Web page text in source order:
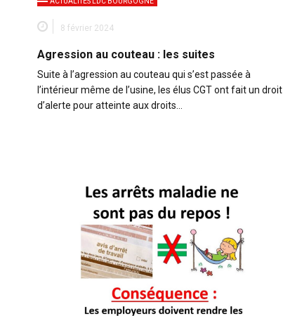
8 février 2024
Agression au couteau : les suites
Suite à l’agression au couteau qui s’est passée à
l’intérieur même de l’usine, les élus CGT ont fait un droit
d’alerte pour atteinte aux droits…